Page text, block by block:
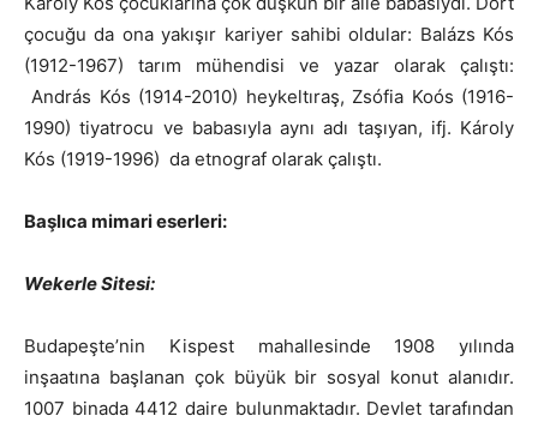
çocuğu da ona yakışır kariyer sahibi oldular: Balázs Kós
(1912-1967) tarım mühendisi ve yazar olarak çalıştı:
András Kós (1914-2010) heykeltıraş, Zsófia Koós (1916-
1990) tiyatrocu ve babasıyla aynı adı taşıyan, ifj. Károly
Kós (1919-1996) da etnograf olarak çalıştı.
Başlıca mimari eserleri:
Wekerle Sitesi:
Budapeşte’nin Kispest mahallesinde 1908 yılında
inşaatına başlanan çok büyük bir sosyal konut alanıdır.
1007 binada 4412 daire bulunmaktadır. Devlet tarafından